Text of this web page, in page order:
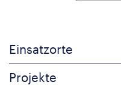
Einsatzorte
Projekte